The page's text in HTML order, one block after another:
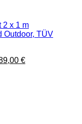
2 x 1 m
Outdoor, TÜV
€Aktueller